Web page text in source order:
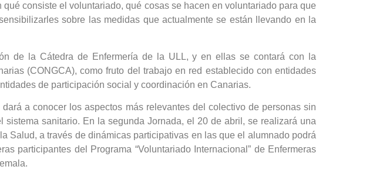
consiste el voluntariado, qué cosas se hacen en voluntariado para que
sobre las medidas que actualmente se están llevando en la
de la Cátedra de Enfermería de la ULL, y en ellas se contará con la
(CONGCA), como fruto del trabajo en red establecido con entidades
de participación social y coordinación en Canarias.
a conocer los aspectos más relevantes del colectivo de personas sin
sanitario. En la segunda Jornada, el 20 de abril, se realizará una
Salud, a través de dinámicas participativas en las que el alumnado podrá
participantes del Programa “Voluntariado Internacional” de Enfermeras